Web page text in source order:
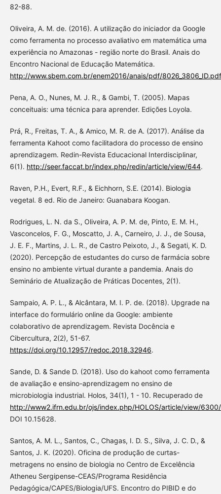
82-88.
Oliveira, A. M. de. (2016). A utilização do iniciador da Google
como ferramenta no processo avaliativo em matemática uma
experiência no Amazonas - região norte do Brasil. Anais do
Encontro Nacional de Educação Matemática.
http://www.sbem.com.br/enem2016/anais/pdf/8026_3806_ID.pdf
Pena, A. O., Nunes, M. J. R., & Gambi, T. (2005). Mapas
conceituais: uma técnica para aprender. Edições Loyola.
Prá, R., Freitas, T. A., & Amico, M. R. de A. (2017). Análise da
ferramenta Kahoot como facilitadora do processo de ensino
aprendizagem. Redin-Revista Educacional Interdisciplinar,
6(1). http://seer.faccat.br/index.php/redin/article/view/644.
Raven, P.H., Evert, R.F., & Eichhorn, S.E. (2014). Biologia
vegetal. 8 ed. Rio de Janeiro: Guanabara Koogan.
Rodrigues, L. N. da S., Oliveira, A. P. M. de, Pinto, E. M. H.,
Vasconcelos, F. G., Moscatto, J. A., Carneiro, J. J., de Sousa,
J. E. F., Martins, J. L. R., de Castro Peixoto, J., & Segati, K. D.
(2020). Percepção de estudantes do curso de farmácia sobre
ensino no ambiente virtual durante a pandemia. Anais do
Seminário de Atualização de Práticas Docentes, 2(1).
Sampaio, A. P. L., & Alcântara, M. I. P. de. (2018). Upgrade na
interface do formulário online da Google: ambiente
colaborativo de aprendizagem. Revista Docência e
Cibercultura, 2(2), 51-67.
https://doi.org/10.12957/redoc.2018.32946.
Sande, D. & Sande D. (2018). Uso do kahoot como ferramenta
de avaliação e ensino-aprendizagem no ensino de
microbiologia industrial. Holos, 34(1), 1 - 10. Recuperado de
http://www2.ifrn.edu.br/ojs/index.php/HOLOS/article/view/
DOI 10.15628.
Santos, A. M. L., Santos, C., Chagas, I. D. S., Silva, J. C. D., &
Santos, J. K. (2020). Oficina de produção de curtas-
metragens no ensino de biologia no Centro de Excelência
Atheneu Sergipense-CEAS/Programa Residência
Pedagógica/CAPES/Biologia/UFS. Encontro do PIBID e do